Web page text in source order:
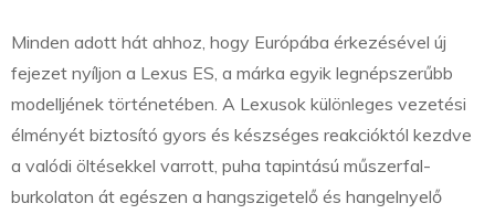
Minden adott hát ahhoz, hogy Európába érkezésével új
fejezet nyíljon a Lexus ES, a márka egyik legnépszerűbb
modelljének történetében. A Lexusok különleges vezetési
élményét biztosító gyors és készséges reakcióktól kezdve
a valódi öltésekkel varrott, puha tapintású műszerfal-
burkolaton át egészen a hangszigetelő és hangelnyelő